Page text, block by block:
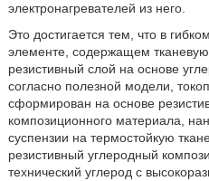
электронагревателей из него.
Это достигается тем, что в
элементе, содержащем
резистивный слой на основе
согласно полезной модели,
сформирован на основе
композиционного материала,
суспензии на термостойкую
резистивный углеродный
технический углерод с